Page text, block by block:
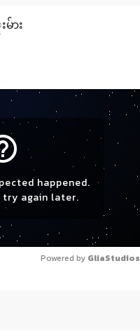
ား
happened.
try again later.
Powered by GliaStudios